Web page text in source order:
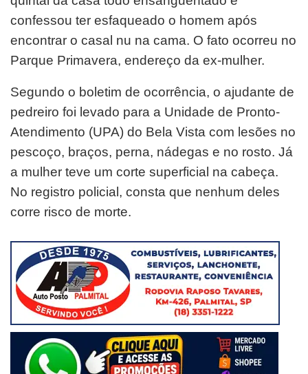
confessou ter esfaqueado o homem após
encontrar o casal nu na cama. O fato ocorreu no
Parque Primavera, endereço da ex-mulher.
Segundo o boletim de ocorrência, o ajudante de
pedreiro foi levado para a Unidade de Pronto-
Atendimento (UPA) do Bela Vista com lesões no
pescoço, braços, perna, nádegas e no rosto. Já
a mulher teve um corte superficial na cabeça.
No registro policial, consta que nenhum deles
corre risco de morte.